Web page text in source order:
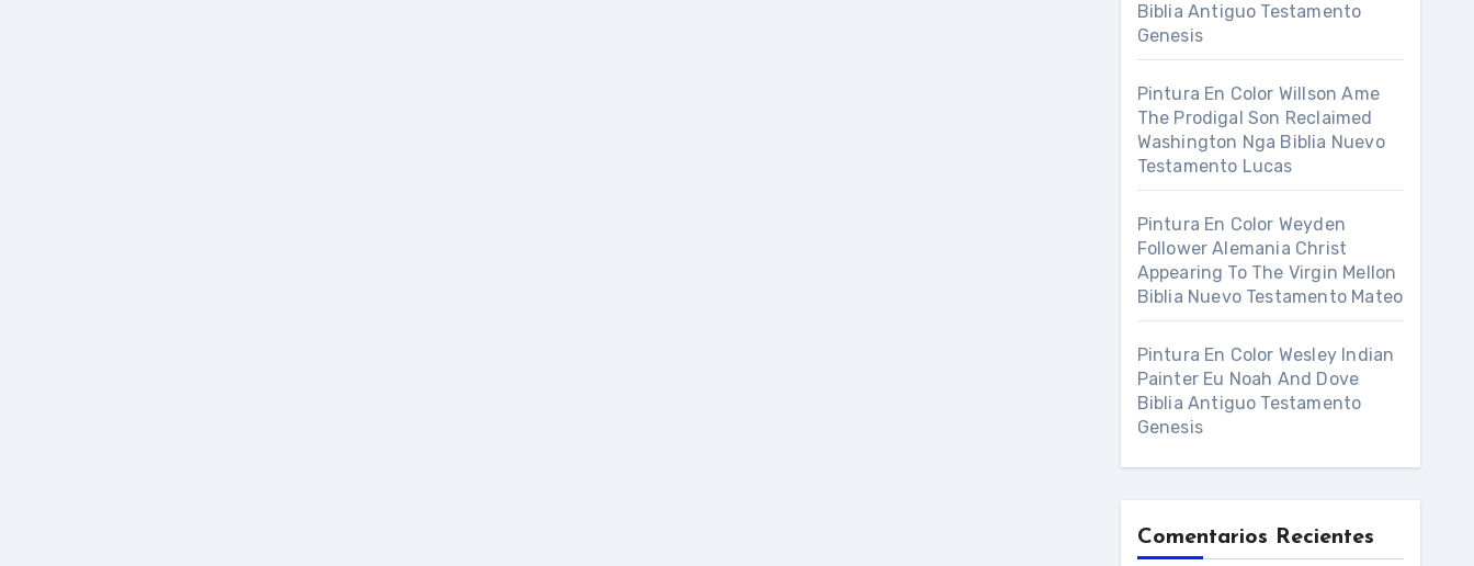
Biblia Antiguo Testamento
Genesis
Pintura En Color Willson Ame
The Prodigal Son Reclaimed
Washington Nga Biblia Nuevo
Testamento Lucas
Pintura En Color Weyden
Follower Alemania Christ
Appearing To The Virgin Mellon
Biblia Nuevo Testamento Mateo
Pintura En Color Wesley Indian
Painter Eu Noah And Dove
Biblia Antiguo Testamento
Genesis
Comentarios Recientes